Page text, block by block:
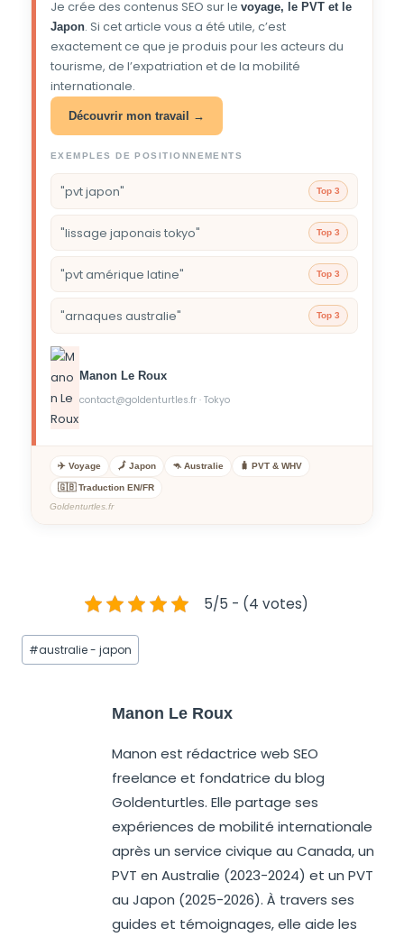
Je crée des contenus SEO sur le voyage, le PVT et le
Japon. Si cet article vous a été utile, c’est
exactement ce que je produis pour les acteurs du
tourisme, de l’expatriation et de la mobilité
internationale.
Découvrir mon travail →
EXEMPLES DE POSITIONNEMENTS
"pvt japon" Top 3
"lissage japonais tokyo" Top 3
"pvt amérique latine" Top 3
"arnaques australie" Top 3
Manon Le Roux
contact@goldenturtles.fr · Tokyo
✈️ Voyage 🗾 Japon 🦘 Australie 🧳 PVT & WHV
🇬🇧 Traduction EN/FR
Goldenturtles.fr
5/5 - (4 votes)
#australie - japon
Manon Le Roux
Manon est rédactrice web SEO
freelance et fondatrice du blog
Goldenturtles. Elle partage ses
expériences de mobilité internationale
après un service civique au Canada, un
PVT en Australie (2023-2024) et un PVT
au Japon (2025-2026). À travers ses
guides et témoignages, elle aide les